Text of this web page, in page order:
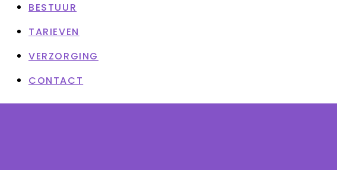
BESTUUR
TARIEVEN
VERZORGING
CONTACT